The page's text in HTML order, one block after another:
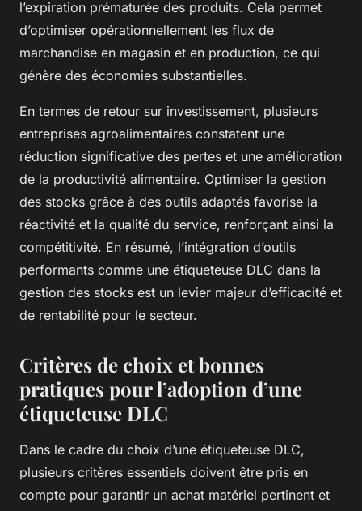
l’expiration prématurée des produits. Cela permet
d’optimiser opérationnellement les flux de
marchandise en magasin et en production, ce qui
génère des économies substantielles.
En termes de retour sur investissement, plusieurs
entreprises agroalimentaires constatent une
réduction significative des pertes et une amélioration
de la productivité alimentaire. Optimiser la gestion
des stocks grâce à des outils adaptés favorise la
réactivité et la qualité du service, renforçant ainsi la
compétitivité. En résumé, l’intégration d’outils
performants comme une étiqueteuse DLC dans la
gestion des stocks est un levier majeur d’efficacité et
de rentabilité pour le secteur.
Critères de choix et bonnes
pratiques pour l’adoption d’une
étiqueteuse DLC
Dans le cadre du choix d’une étiqueteuse DLC,
plusieurs critères essentiels doivent être pris en
compte pour garantir un achat matériel pertinent et